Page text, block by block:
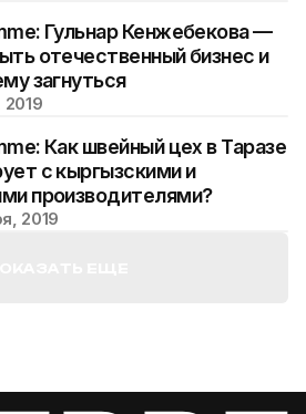
Гульнар Кенжебекова —
отечественный бизнес и
загнуться
2019
Как швейный цех в Таразе
с кыргызскими и
производителями?
2019